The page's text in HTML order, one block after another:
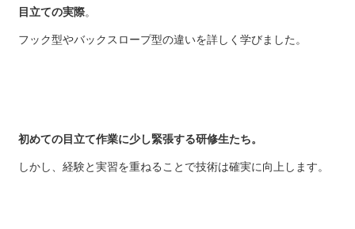
目立ての実際。
フック型やバックスロープ型の違いを詳しく学びました。
初めての目立て作業に少し緊張する研修生たち。
しかし、経験と実習を重ねることで技術は確実に向上します。